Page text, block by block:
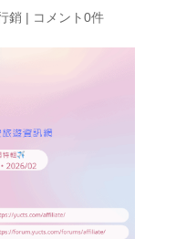
銷| コメント0件